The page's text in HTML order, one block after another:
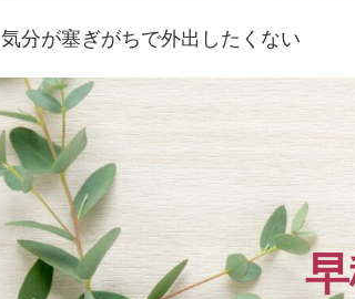
気分が塞ぎがちで外出したくない